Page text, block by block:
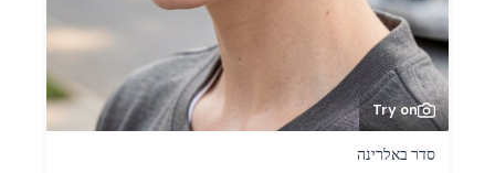
Try on
סדר באלרינה